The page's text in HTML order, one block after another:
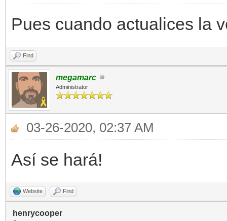
Pues cuando actualices la
Find
megamarc
Administrator
03-26-2020, 02:37 AM
Así se hará!
Website Find
henrycooper